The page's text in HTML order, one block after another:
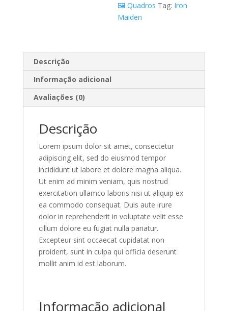
🖼️ Quadros Tag: Iron
Maiden
Descrição
Informação adicional
Avaliações (0)
Descrição
Lorem ipsum dolor sit amet, consectetur
adipiscing elit, sed do eiusmod tempor
incididunt ut labore et dolore magna aliqua.
Ut enim ad minim veniam, quis nostrud
exercitation ullamco laboris nisi ut aliquip ex
ea commodo consequat. Duis aute irure
dolor in reprehenderit in voluptate velit esse
cillum dolore eu fugiat nulla pariatur.
Excepteur sint occaecat cupidatat non
proident, sunt in culpa qui officia deserunt
mollit anim id est laborum.
Informação adicional